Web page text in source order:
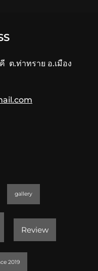
ต.ท่าทราย อ.เมือง
gallery
Review
2019